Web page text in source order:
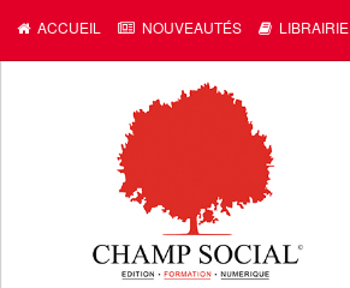
ACCUEIL NOUVEAUTÉS LIBRAIRIE